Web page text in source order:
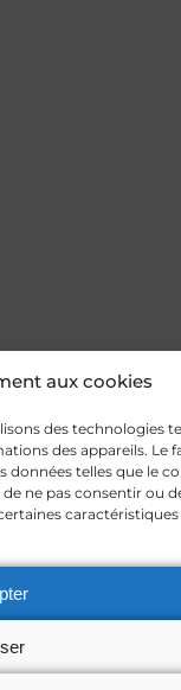
aux cookies
des technologies
des appareils. Le
données telles que le
ne pas consentir ou